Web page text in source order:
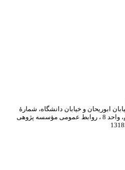
ابوریحان و خیابان دانشگاه، شمارۀ
1182 (ساختمان فروردین)، طبقۀ دوم، واحد 8 ، روابط عمومی مؤسسه پژوهی